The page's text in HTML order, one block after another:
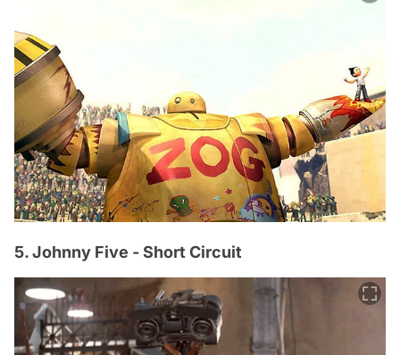
5. Johnny Five - Short Circuit